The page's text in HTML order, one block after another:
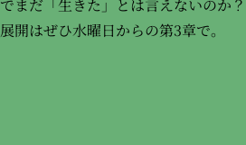
でまだ「生きた」とは言えないのか
展開はぜひ水曜日からの第3章で。